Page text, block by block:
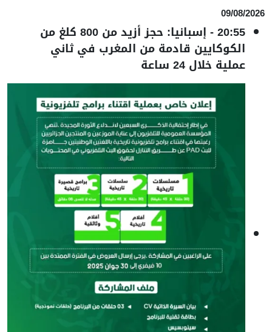
09/08/2026
20:55
- إسبانيا: حجز أزيد من 800 كلغ من
الكوكايين قادمة من المغرب في ثاني
عملية خلال 24 ساعة